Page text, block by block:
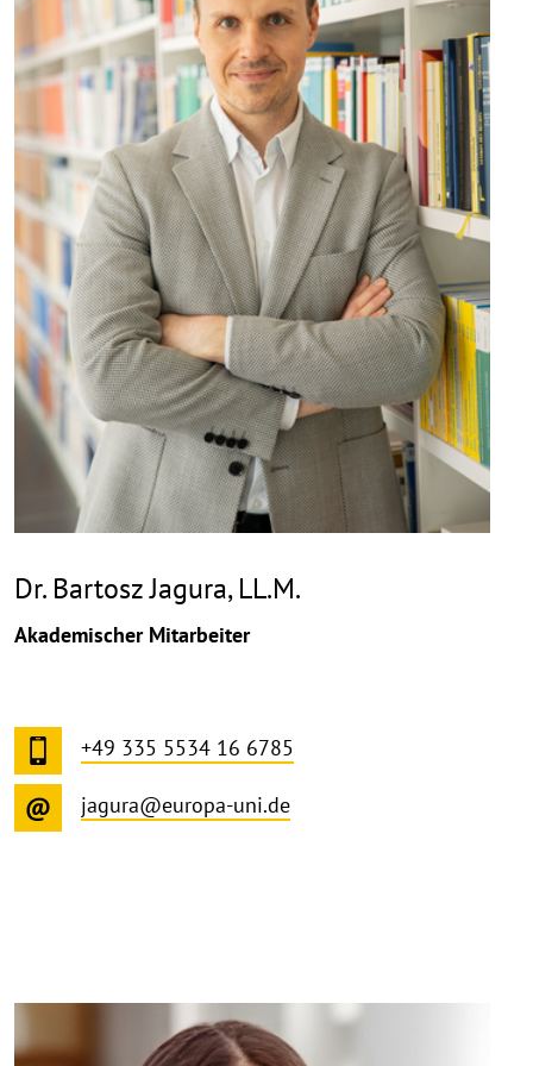
Dr. Bartosz Jagura, LL.M.
Akademischer Mitarbeiter
+49 335 5534 16 6785
jagura@europa-uni.de